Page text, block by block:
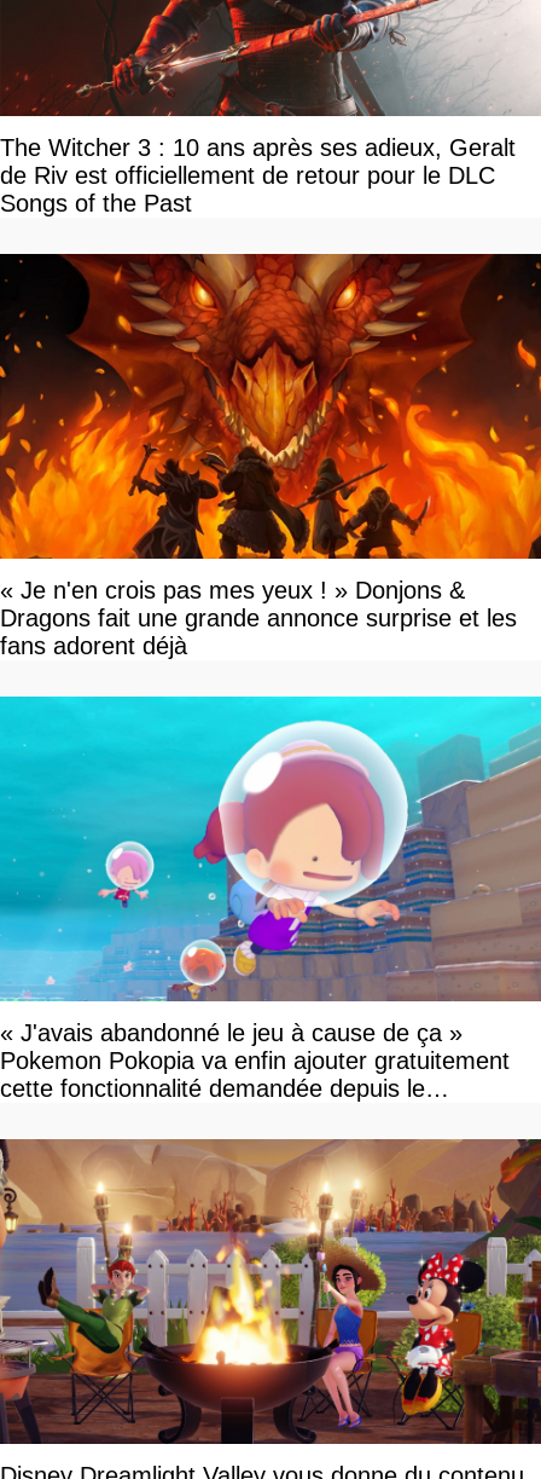
The Witcher 3 : 10 ans après ses adieux, Geralt
de Riv est officiellement de retour pour le DLC
Songs of the Past
« Je n'en crois pas mes yeux ! » Donjons &
Dragons fait une grande annonce surprise et les
fans adorent déjà
« J'avais abandonné le jeu à cause de ça »
Pokemon Pokopia va enfin ajouter gratuitement
cette fonctionnalité demandée depuis le